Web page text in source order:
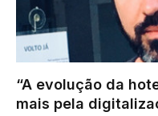
“A evolução da
mais pela